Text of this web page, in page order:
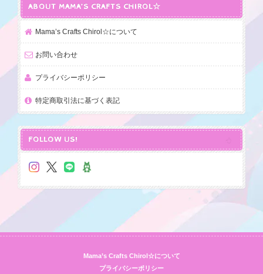
ABOUT MAMA’S CRAFTS CHIROL☆
Mama’s Crafts Chirol☆について
お問い合わせ
プライバシーポリシー
特定商取引法に基づく表記
FOLLOW US!
Mama’s Crafts Chirol☆について
プライバシーポリシー